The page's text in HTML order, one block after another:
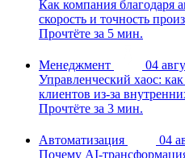
Как компания благодаря
скорость и точность
Прочтёте за 5 мин.
Менеджмент
04
Управленческий хаос:
клиентов из-за
Прочтёте за 3 мин.
Автоматизация
04
Почему AI-